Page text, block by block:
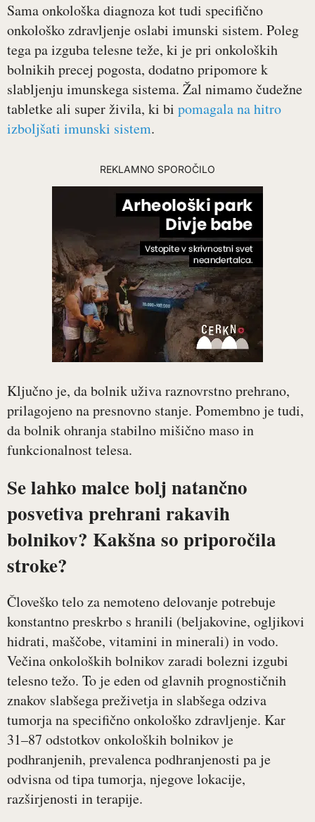
Sama onkološka diagnoza kot tudi specifično
onkološko zdravljenje oslabi imunski sistem. Poleg
tega pa izguba telesne teže, ki je pri onkoloških
bolnikih precej pogosta, dodatno pripomore k
slabljenju imunskega sistema. Žal nimamo čudežne
tabletke ali super živila, ki bi pomagala na hitro
izboljšati imunski sistem.
REKLAMNO SPOROČILO
Ključno je, da bolnik uživa raznovrstno prehrano,
prilagojeno na presnovno stanje. Pomembno je tudi,
da bolnik ohranja stabilno mišično maso in
funkcionalnost telesa.
Se lahko malce bolj natančno
posvetiva prehrani rakavih
bolnikov? Kakšna so priporočila
stroke?
Človeško telo za nemoteno delovanje potrebuje
konstantno preskrbo s hranili (beljakovine, ogljikovi
hidrati, maščobe, vitamini in minerali) in vodo.
Večina onkoloških bolnikov zaradi bolezni izgubi
telesno težo. To je eden od glavnih prognostičnih
znakov slabšega preživetja in slabšega odziva
tumorja na specifično onkološko zdravljenje. Kar
31–87 odstotkov onkoloških bolnikov je
podhranjenih, prevalenca podhranjenosti pa je
odvisna od tipa tumorja, njegove lokacije,
razširjenosti in terapije.